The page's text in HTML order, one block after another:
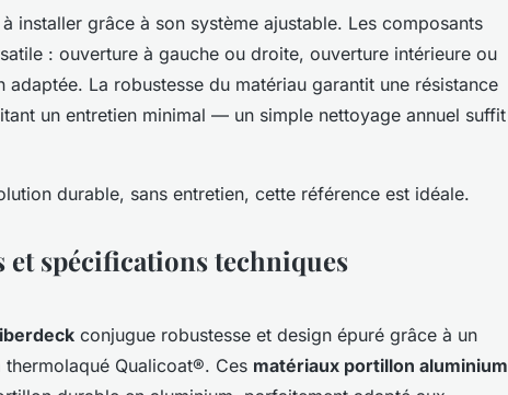
installer grâce à son système ajustable. Les composants
: ouverture à gauche ou droite, ouverture intérieure ou
La robustesse du matériau garantit une résistance
un entretien minimal — un simple nettoyage annuel suffit
durable, sans entretien, cette référence est idéale.
spécifications techniques
conjugue robustesse et design épuré grâce à un
Qualicoat®. Ces matériaux portillon aluminium